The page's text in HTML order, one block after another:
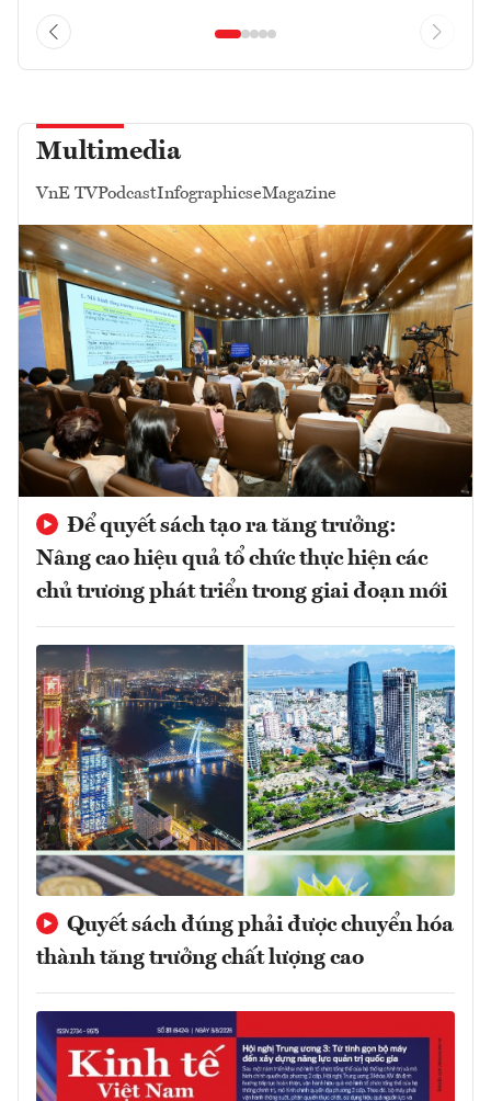
Multimedia
VnE TVPodcastInfographicseMagazine
Để quyết sách tạo ra tăng trưởng:
Nâng cao hiệu quả tổ chức thực hiện các
chủ trương phát triển trong giai đoạn mới
Quyết sách đúng phải được chuyển hóa
thành tăng trưởng chất lượng cao